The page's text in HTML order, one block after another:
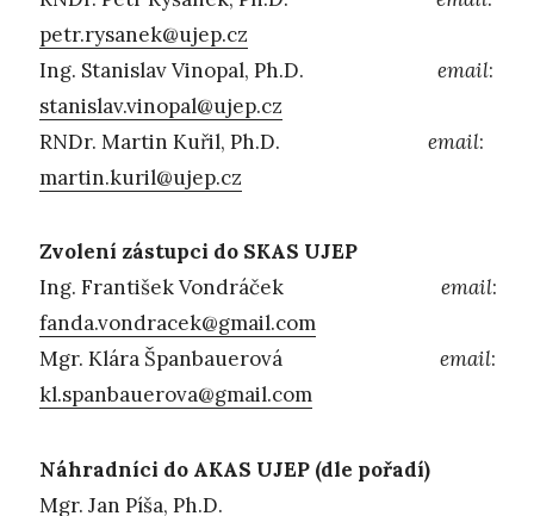
petr.rysanek@ujep.cz
Ing. Stanislav Vinopal, Ph.D. email:
stanislav.vinopal@ujep.cz
RNDr. Martin Kuřil, Ph.D. email:
martin.kuril@ujep.cz
Zvolení zástupci do SKAS UJEP
Ing. František Vondráček email:
fanda.vondracek@gmail.com
Mgr. Klára Španbauerová email:
kl.spanbauerova@gmail.com
Náhradníci do AKAS UJEP (dle pořadí)
Mgr. Jan Píša, Ph.D.